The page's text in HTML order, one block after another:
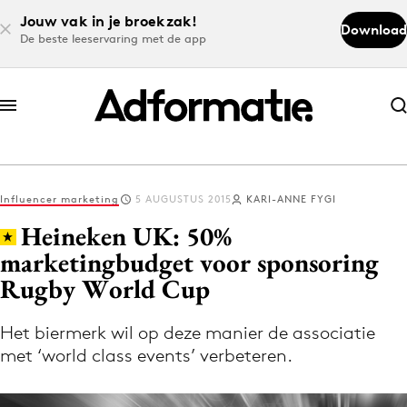
Jouw vak in je broekzak!
De beste leeservaring met de app
Download
Abonneer nu
Abonneer nu
Log in
Download de app
Volg het laatste nieuws via de Adformatie
Nieuws app
Influencer marketing 5 AUGUSTUS 2015 KARI-ANNE FYGI
Heineken UK: 50%
marketingbudget voor sponsoring
Rugby World Cup
Het biermerk wil op deze manier de associatie
met ‘world class events’ verbeteren.